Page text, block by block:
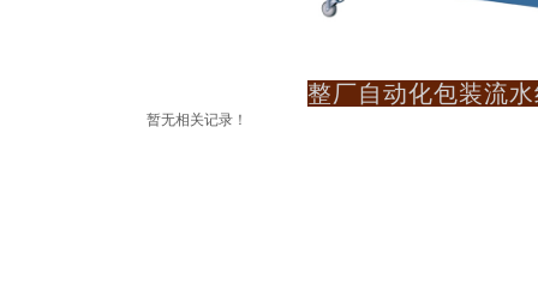
整厂自动化包装流
暂无相关记录！